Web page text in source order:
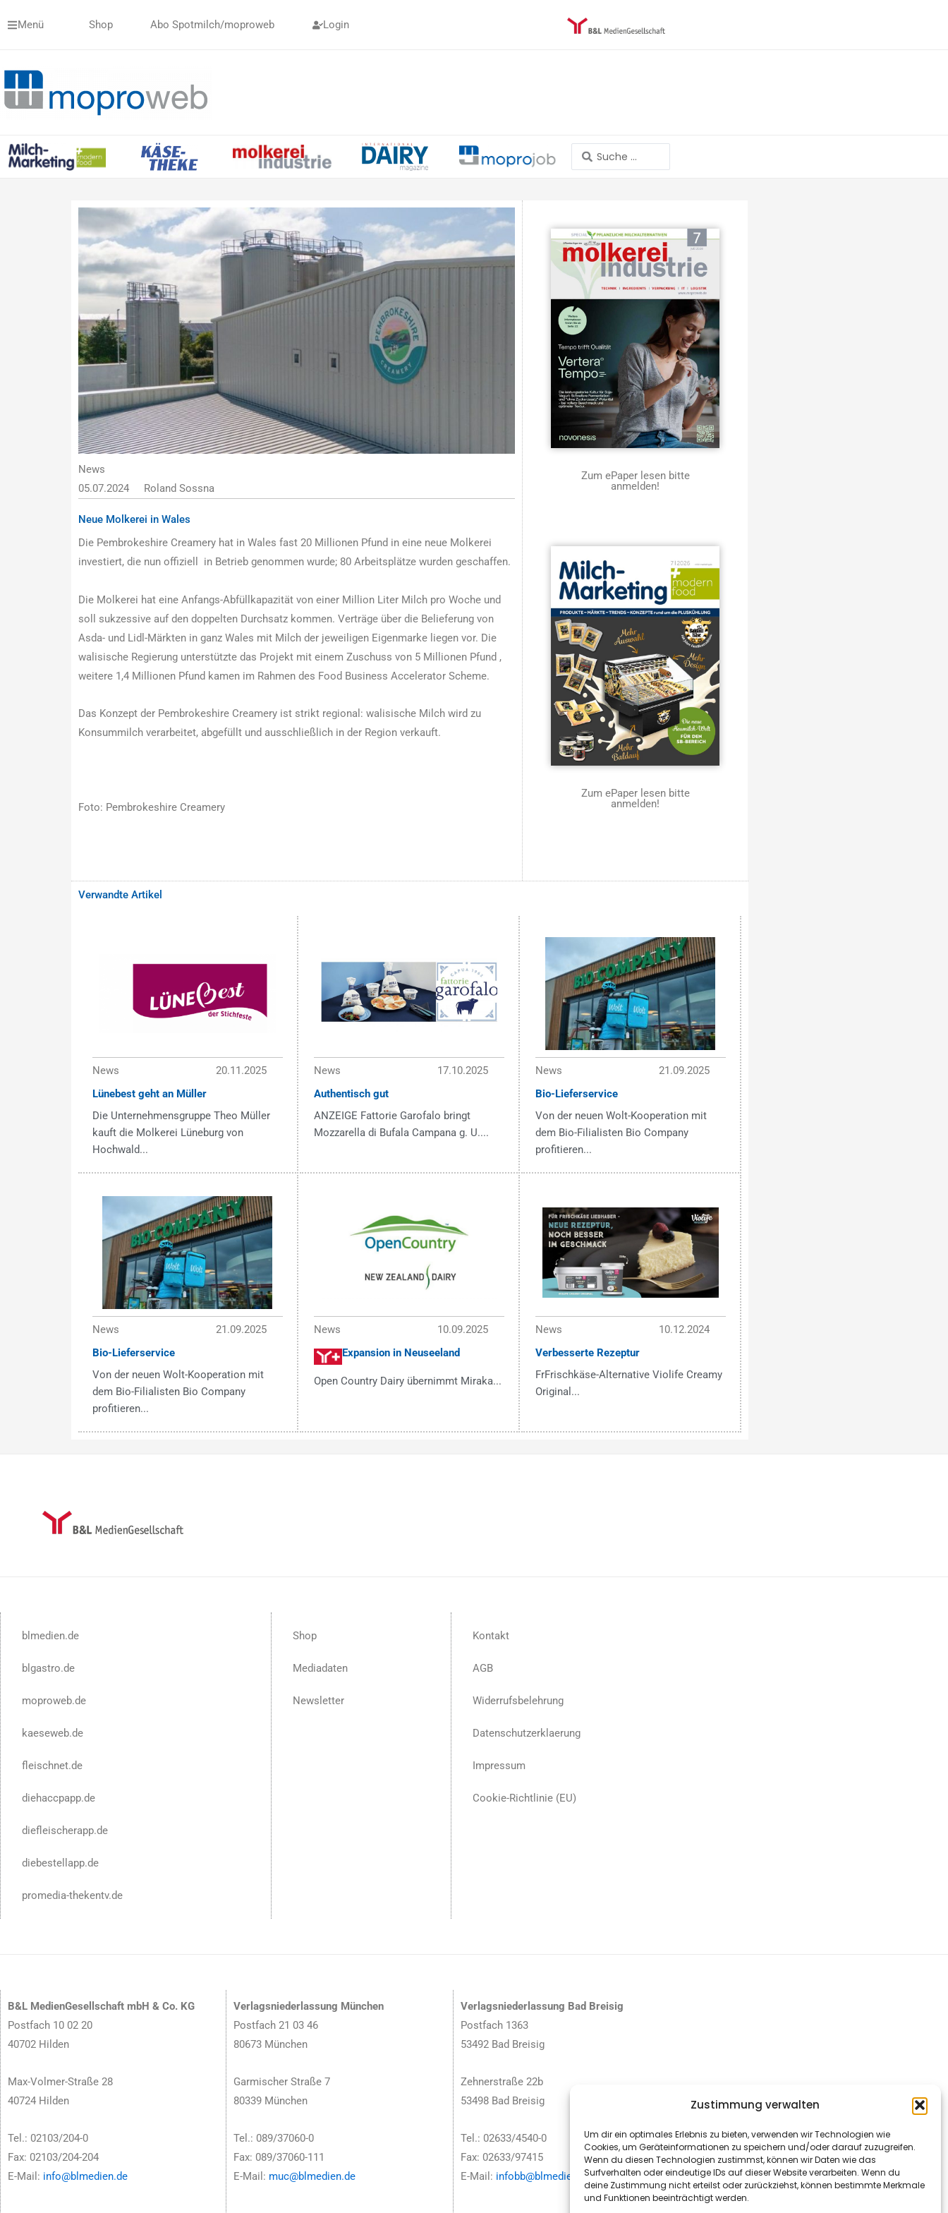
Zustimmung verwalten
Um dir ein optimales Erlebnis zu bieten, verwenden wir Technologien wie
Cookies, um Geräteinformationen zu speichern und/oder darauf zuzugreifen.
Wenn du diesen Technologien zustimmst, können wir Daten wie das
Surfverhalten oder eindeutige IDs auf dieser Website verarbeiten. Wenn du
deine Zustimmung nicht erteilst oder zurückziehst, können bestimmte Merkmale
und Funktionen beeinträchtigt werden.
InhaltMenü Shop Abo Spotmilch/moproweb Login
Search
...
News
05.07.2024
Roland Sossna
Neue Molkerei in Wales
Die Pembrokeshire Creamery hat in Wales fast 20 Millionen Pfund in eine neue Molkerei
investiert, die nun offiziell in Betrieb genommen wurde; 80 Arbeitsplätze wurden geschaffen.
Die Molkerei hat eine Anfangs-Abfüllkapazität von einer Million Liter Milch pro Woche und
soll sukzessive auf den doppelten Durchsatz kommen. Verträge über die Belieferung von
Asda- und Lidl-Märkten in ganz Wales mit Milch der jeweiligen Eigenmarke liegen vor. Die
walisische Regierung unterstützte das Projekt mit einem Zuschuss von 5 Millionen Pfund ,
weitere 1,4 Millionen Pfund kamen im Rahmen des Food Business Accelerator Scheme.
Das Konzept der Pembrokeshire Creamery ist strikt regional: walisische Milch wird zu
Konsummilch verarbeitet, abgefüllt und ausschließlich in der Region verkauft.
Foto: Pembrokeshire Creamery
Zum ePaper lesen bitte
anmelden!
Zum ePaper lesen bitte
anmelden!
Verwandte Artikel
News
20.11.2025
Lünebest geht an Müller
Die Unternehmensgruppe Theo Müller
kauft die Molkerei Lüneburg von
Hochwald...
News
17.10.2025
Authentisch gut
ANZEIGE Fattorie Garofalo bringt
Mozzarella di Bufala Campana g. U....
News
21.09.2025
Bio-Lieferservice
Von der neuen Wolt-Kooperation mit
dem Bio-Filialisten Bio Company
profitieren...
News
21.09.2025
Bio-Lieferservice
Von der neuen Wolt-Kooperation mit
dem Bio-Filialisten Bio Company
profitieren...
News
10.09.2025
Expansion in Neuseeland
Open Country Dairy übernimmt Miraka...
News
10.12.2024
Verbesserte Rezeptur
FrFrischkäse-Alternative Violife Creamy
Original...
blmedien.de
blgastro.de
moproweb.de
kaeseweb.de
fleischnet.de
diehaccpapp.de
diefleischerapp.de
diebestellapp.de
promedia-thekentv.de
Shop
Mediadaten
Newsletter
Kontakt
AGB
Widerrufsbelehrung
Datenschutzerklaerung
Impressum
Cookie-Richtlinie (EU)
B&L MedienGesellschaft mbH & Co. KG
Postfach 10 02 20
40702 Hilden
Max-Volmer-Straße 28
40724 Hilden
Tel.: 02103/204-0
Fax: 02103/204-204
E-Mail: info@blmedien.de
Verlagsniederlassung München
Postfach 21 03 46
80673 München
Garmischer Straße 7
80339 München
Tel.: 089/37060-0
Fax: 089/37060-111
E-Mail: muc@blmedien.de
Verlagsniederlassung Bad Breisig
Postfach 1363
53492 Bad Breisig
Zehnerstraße 22b
53498 Bad Breisig
Tel.: 02633/4540-0
Fax: 02633/97415
E-Mail: infobb@blmedien.de